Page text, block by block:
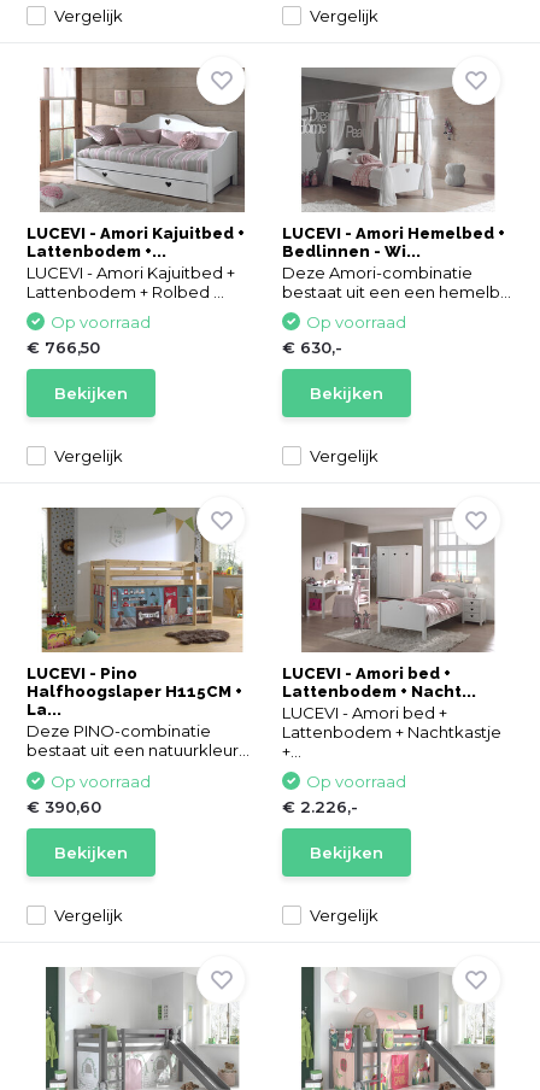
Vergelijk Vergelijk
LUCEVI - Amori Kajuitbed +
Lattenbodem +...
LUCEVI - Amori Kajuitbed +
Lattenbodem + Rolbed ...
Vergelijk
Op voorraad
€ 766,50
Bekijken
LUCEVI - Amori Hemelbed +
Bedlinnen - Wi...
Deze Amori-combinatie
bestaat uit een een hemelb...
Vergelijk
Op voorraad
€ 630,-
Bekijken
LUCEVI - Pino
Halfhoogslaper H115CM +
La...
Deze PINO-combinatie
bestaat uit een natuurkleur...
Vergelijk
Op voorraad
€ 390,60
Bekijken
LUCEVI - Amori bed +
Lattenbodem + Nacht...
LUCEVI - Amori bed +
Lattenbodem + Nachtkastje
+...
Vergelijk
Op voorraad
€ 2.226,-
Bekijken